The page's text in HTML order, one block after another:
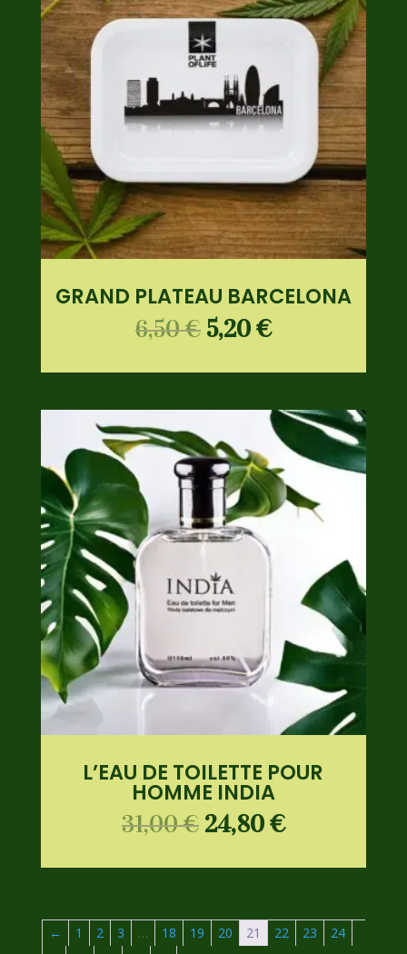
GRAND PLATEAU BARCELONA
6,50€ 5,20€
L’EAU DE TOILETTE POUR
HOMME INDIA
31,00€ 24,80€
← 1 2 3 … 18 19 20 21 22 23
24